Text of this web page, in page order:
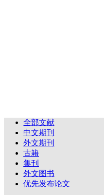
全部文献
中文期刊
外文期刊
古籍
集刊
外文图书
优先发布论文